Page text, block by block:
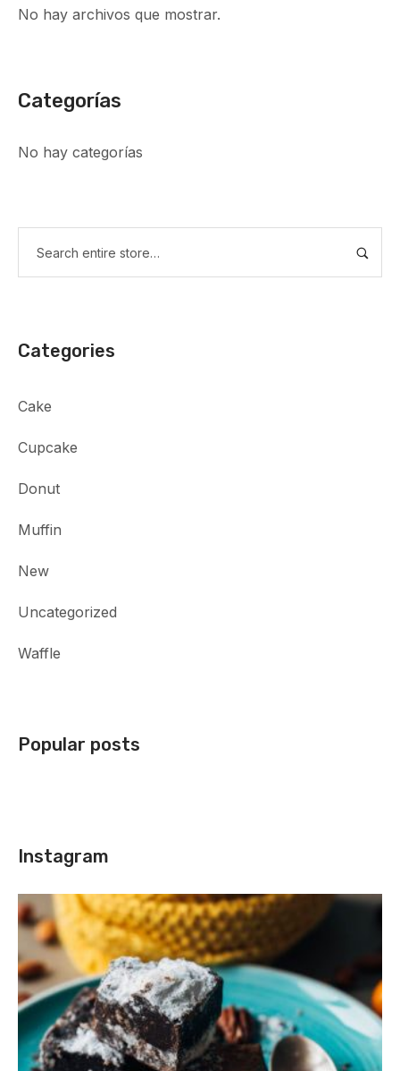
No hay archivos que mostrar.
Categorías
No hay categorías
Categories
Cake
Cupcake
Donut
Muffin
New
Uncategorized
Waffle
Popular posts
Instagram